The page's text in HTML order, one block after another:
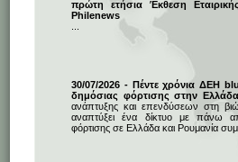
πρώτη ετήσια Έκθεση
Philenews
30/07/2026 - Πέντε χρόνια ΔΕΗ
δημόσιας φόρτισης στην Ελλάδα
ανάπτυξης και επενδύσεων στη
αναπτύξει ένα δίκτυο με πάνω
φόρτισης σε Ελλάδα και Ρουμανία